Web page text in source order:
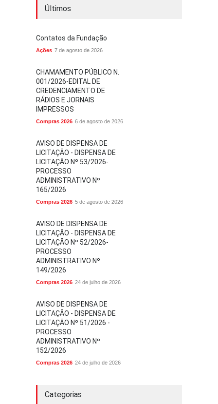
Últimos
Contatos da Fundação
Ações 7 de agosto de 2026
CHAMAMENTO PÚBLICO N.
001/2026-EDITAL DE
CREDENCIAMENTO DE
RÁDIOS E JORNAIS
IMPRESSOS
Compras 2026 6 de agosto de 2026
AVISO DE DISPENSA DE
LICITAÇÃO - DISPENSA DE
LICITAÇÃO Nº 53/2026-
PROCESSO
ADMINISTRATIVO Nº
165/2026
Compras 2026 5 de agosto de 2026
AVISO DE DISPENSA DE
LICITAÇÃO - DISPENSA DE
LICITAÇÃO Nº 52/2026-
PROCESSO
ADMINISTRATIVO Nº
149/2026
Compras 2026 24 de julho de 2026
AVISO DE DISPENSA DE
LICITAÇÃO - DISPENSA DE
LICITAÇÃO Nº 51/2026 -
PROCESSO
ADMINISTRATIVO Nº
152/2026
Compras 2026 24 de julho de 2026
Categorias